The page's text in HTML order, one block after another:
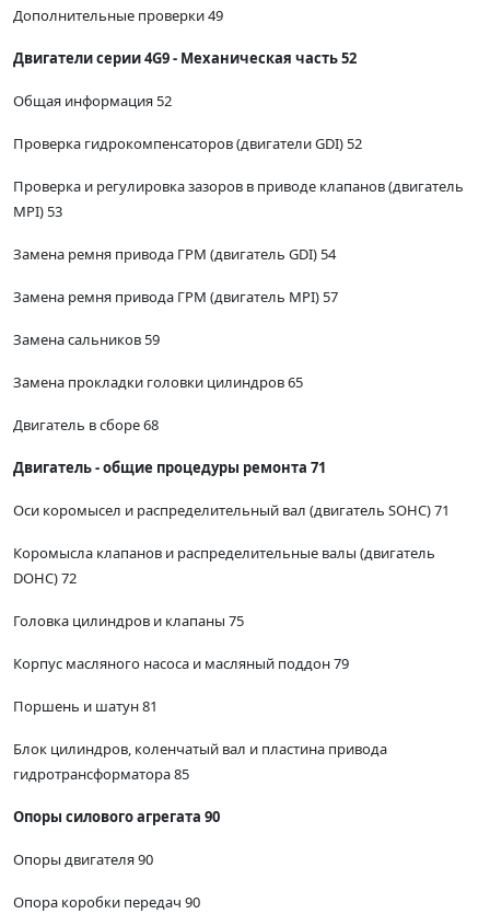
Дополнительные проверки 49
Двигатели серии 4G9 - Механическая часть 52
Общая информация 52
Проверка гидрокомпенсаторов (двигатели GDI) 52
Проверка и регулировка зазоров в приводе клапанов (двигатель
MPI) 53
Замена ремня привода ГРМ (двигатель GDI) 54
Замена ремня привода ГРМ (двигатель MPI) 57
Замена сальников 59
Замена прокладки головки цилиндров 65
Двигатель в сборе 68
Двигатель - общие процедуры ремонта 71
Оси коромысел и распределительный вал (двигатель SOHC) 71
Коромысла клапанов и распределительные валы (двигатель
DOHC) 72
Головка цилиндров и клапаны 75
Корпус масляного насоса и масляный поддон 79
Поршень и шатун 81
Блок цилиндров, коленчатый вал и пластина привода
гидротрансформатора 85
Опоры силового агрегата 90
Опоры двигателя 90
Опора коробки передач 90